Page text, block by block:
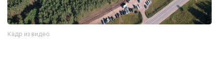
Кадр из видео